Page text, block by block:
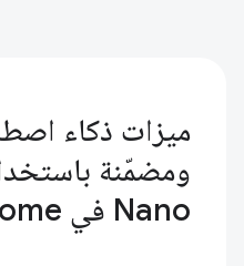
ميزات ذكاء
Nano في Chrome